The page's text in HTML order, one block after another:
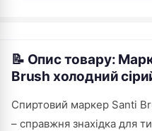
📝 Опис товару:
Brush холодний
Спиртовий маркер Santi
– справжня знахідка для